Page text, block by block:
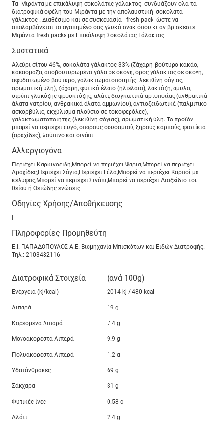
Τα Μιράντα με επικάλυψη σοκολάτας γάλακτος συνδυάζουν όλα τα
διατροφικά οφέλη του Μιράντα με την απολαυστική σοκολάτα
γάλακτος . Διαθέσιμο και σε συσκευασία fresh pack ώστε να
απολαμβάνεται το αγαπημένο σας γλυκό σνακ όπου κι αν βρίσκεστε.
Μιράντα fresh packs με Επικάλυψη Σοκολάτας Γάλακτος
Συστατικά
Αλεύρι σίτου 46%, σοκολάτα γάλακτος 33% (ζάχαρη, βούτυρο κακάο,
κακαόμαζα, αποβουτυρωμένο γάλα σε σκόνη, ορός γάλακτος σε σκόνη,
αφυδατωμένο βούτυρο, γαλακτωματοποιητής: λεκιθίνη σόγιας,
αρωματική ύλη), ζάχαρη, φυτικό έλαιο (ηλιέλαιο), λακτόζη, άμυλο,
σιρόπι γλυκόζης-φρουκτόζης, αλάτι, διογκωτικά αρτοποιίας (ανθρακικά
άλατα νατρίου, ανθρακικά άλατα αμμωνίου), αντιοξειδωτικά (παλμιτικό
ασκορβύλιο, εκχύλισμα πλούσιο σε τοκοφερόλες),
γαλακτωματοποιητής (λεκιθίνη σόγιας), αρωματική ύλη. Το προϊόν
μπορεί να περιέχει αυγό, σπόρους σουσαμιού, ξηρούς καρπούς, φιστίκια
(αραχίδες), λούπινο και σινάπι.
Αλλεργιογόνα
Περιέχει Καρκινοειδή,Μπορεί να περιέχει Ψάρια,Μπορεί να περιέχει
Αραχίδες,Περιέχει Σόγια,Περιέχει Γάλα,Μπορεί να περιέχει Καρποί με
κέλυφος,Μπορεί να περιέχει Σινάπι,Μπορεί να περιέχει Διοξείδιο του
θείου ή Θειώδης ενώσεις
Οδηγίες Χρήσης/Αποθήκευσης
Πληροφορίες Προμηθεύτη
Ε.Ι. ΠΑΠΑΔΟΠΟΥΛΟΣ Α.Ε. Βιομηχανία Μπισκότων και Ειδών Διατροφής.
Τηλ.: 2103482116
Διατροφικά Στοιχεία (ανά 100g)
Ενέργεια (kj/kcal) 2014 kj / 480 kcal
Λιπαρά 19 g
Κορεσμένα Λιπαρά 7.4 g
Μονοακόρεστα Λιπαρά 9.9 g
Πολυακόρεστα Λιπαρά 1.2 g
Υδατάνθρακες 69 g
Σάκχαρα 31 g
Φυτικές ίνες 0.58 g
Αλάτι 2.4 g